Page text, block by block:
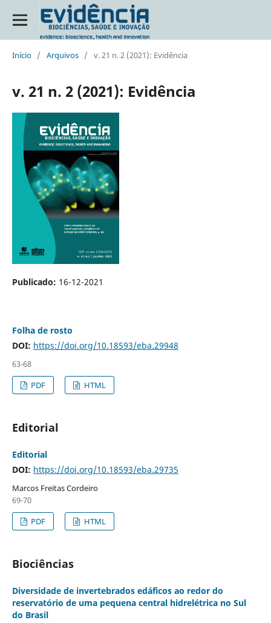
Início / Arquivos / v. 21 n. 2 (2021): Evidência
v. 21 n. 2 (2021): Evidência
Publicado: 16-12-2021
Folha de rosto
DOI: https://doi.org/10.18593/eba.29948
63-68
PDF
HTML
Editorial
Editorial
DOI: https://doi.org/10.18593/eba.29735
Marcos Freitas Cordeiro
69-70
PDF
HTML
Biociências
Diversidade de invertebrados edáficos ao redor do
reservatório de uma pequena central hidrelétrica no Sul
do Brasil